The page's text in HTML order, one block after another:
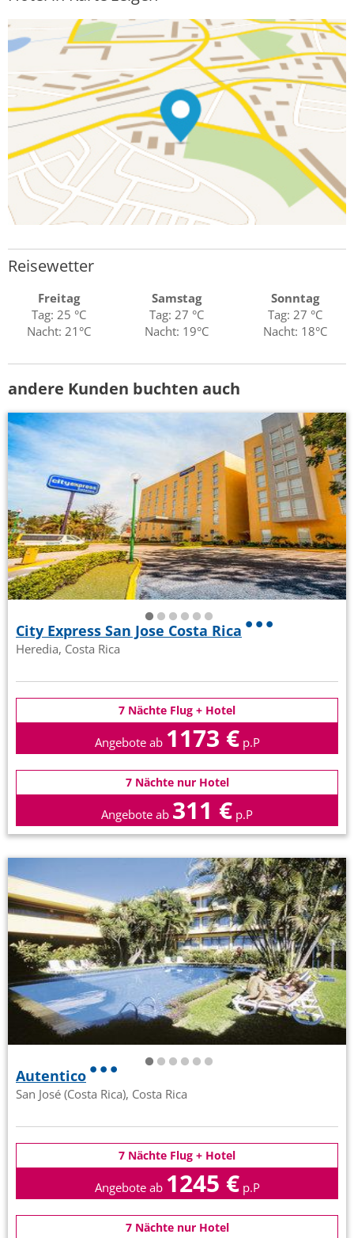
Reisewetter
Freitag
Tag: 25 °C
Nacht: 21°C
Samstag
Tag: 27 °C
Nacht: 19°C
Sonntag
Tag: 27 °C
Nacht: 18°C
andere Kunden buchten auch
City Express San Jose Costa Rica
Heredia, Costa Rica
7 Nächte Flug + Hotel
Angebote ab 1173 € p.P
7 Nächte nur Hotel
Angebote ab 311 € p.P
Autentico
San José (Costa Rica), Costa Rica
7 Nächte Flug + Hotel
Angebote ab 1245 € p.P
7 Nächte nur Hotel